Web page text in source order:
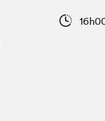
Vidéos et balados